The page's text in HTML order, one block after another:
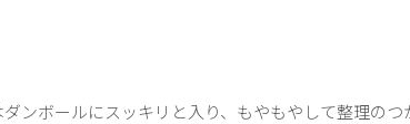
ンボールにスッキリと入り、もやもやして整理のつ